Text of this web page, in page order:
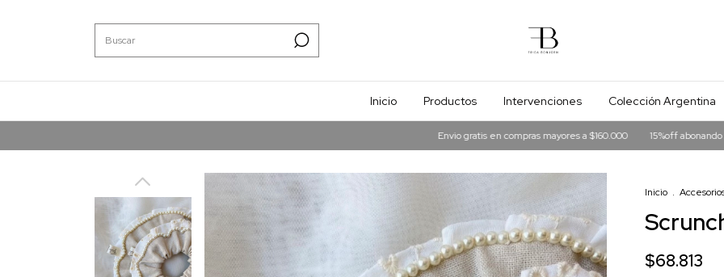
Inicio Productos Intervenciones Colección Argentina
Envio gratis en compras mayores a $160.000 15%off abonando en
Inicio .
$68.813